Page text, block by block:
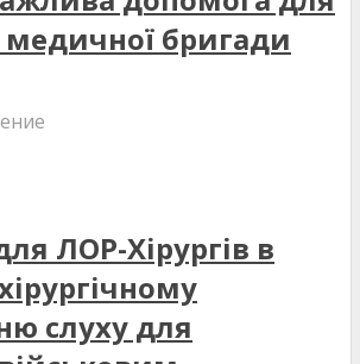
медичної бригади
ЛОР-Хірургів в
слуху для